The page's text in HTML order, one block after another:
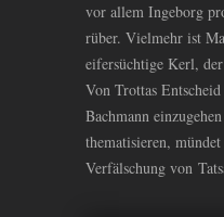
vor allem Ingeborg
rüber. Vielmehr ist
eifersüchtige Kerl,
Von Trottas
Bachmann
thematisieren,
Verfälschung von